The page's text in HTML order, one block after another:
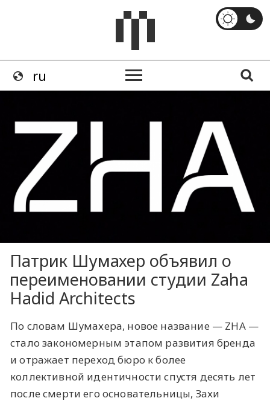
Патрик Шумахер объявил о
переименовании студии Zaha
Hadid Architects
По словам Шумахера, новое название — ZHA —
стало закономерным этапом развития бренда
и отражает переход бюро к более
коллективной идентичности спустя десять лет
после смерти его основательницы, Захи